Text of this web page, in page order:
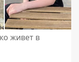
живет в